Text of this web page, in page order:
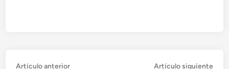
Artículo anteriorArtículo
Artículo siguiente